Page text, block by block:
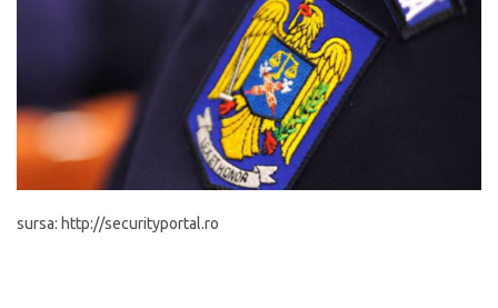
sursa: http://securityportal.ro